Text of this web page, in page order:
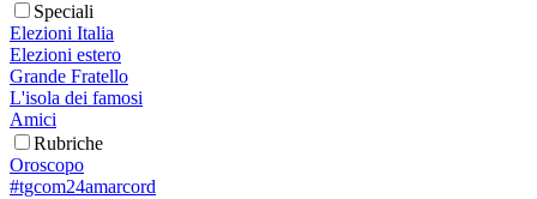
Speciali
Elezioni Italia
Elezioni estero
Grande Fratello
L'isola dei famosi
Amici
Rubriche
Oroscopo
#tgcom24amarcord